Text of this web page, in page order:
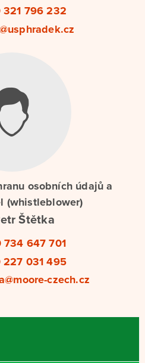
321 796 232
osobních údajů a
(whistleblower)
Štětka
734 647 701
227 031 495
czech.cz